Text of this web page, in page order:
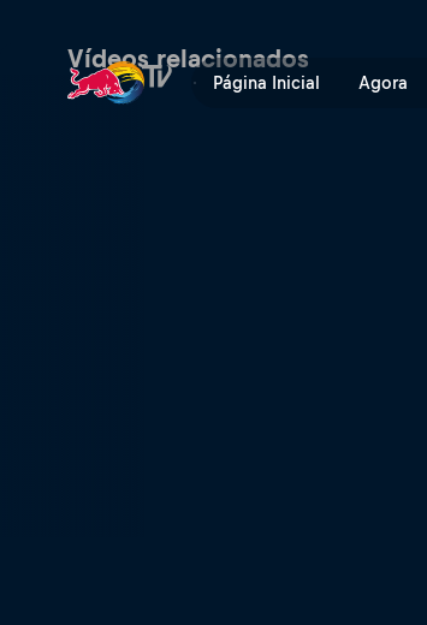
Página Inicial Agora
Vídeos relacionados